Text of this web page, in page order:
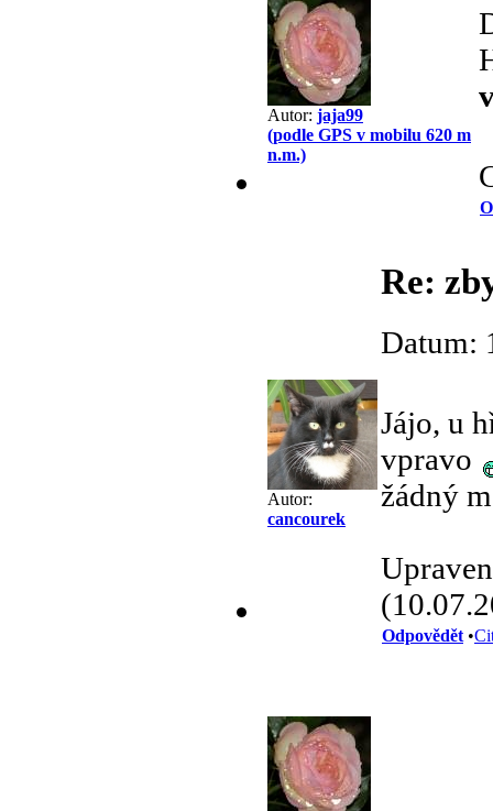
Autor: jaja99
(podle GPS v mobilu 620 m
n.m.)
Autor:
cancourek
Re:
Datum:
Jájo, u
vpravo
žádný
Odpovědět •